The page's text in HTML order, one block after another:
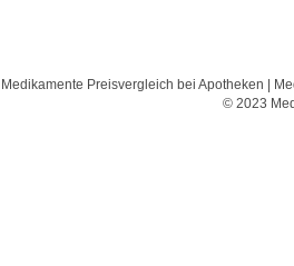
Medikamente Preisvergleich bei Apotheken |
© 2023